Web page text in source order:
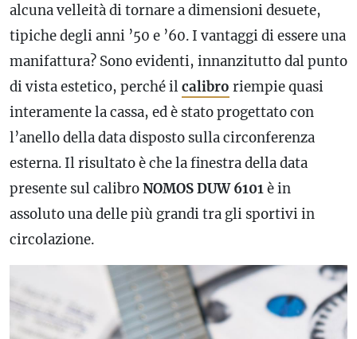
alcuna velleità di tornare a dimensioni desuete,
tipiche degli anni ’50 e ’60. I vantaggi di essere una
manifattura? Sono evidenti, innanzitutto dal punto
di vista estetico, perché ilcalibro riempie quasi
interamente la cassa, ed è stato progettato con
l’anello della data disposto sulla circonferenza
esterna. Il risultato è che la finestra della data
presente sulcalibroNOMOS DUW 6101è in
assoluto una delle più grandi tra gli sportivi in
circolazione.